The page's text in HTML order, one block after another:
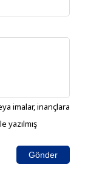
imalar, inançlara
yazılmış
Gönder